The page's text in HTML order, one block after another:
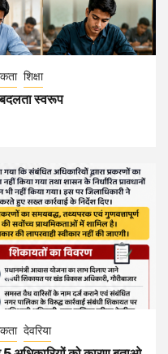
शिक्षा
बदलता स्वरूप
देवरिया